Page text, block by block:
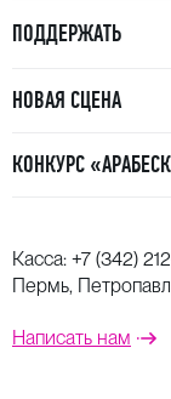
ПОДДЕРЖАТЬ
НОВАЯ СЦЕНА
КОНКУРС
Касса: +7 (342)
Пермь,
Написать нам